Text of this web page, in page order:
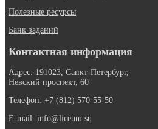
Полезные ресурсы
Банк заданий
Контактная информация
Адрес: 191023, Санкт-Петербург,
Невский проспект, 60
Телефон: +7 (812) 570-55-50
E-mail: info@liceum.su